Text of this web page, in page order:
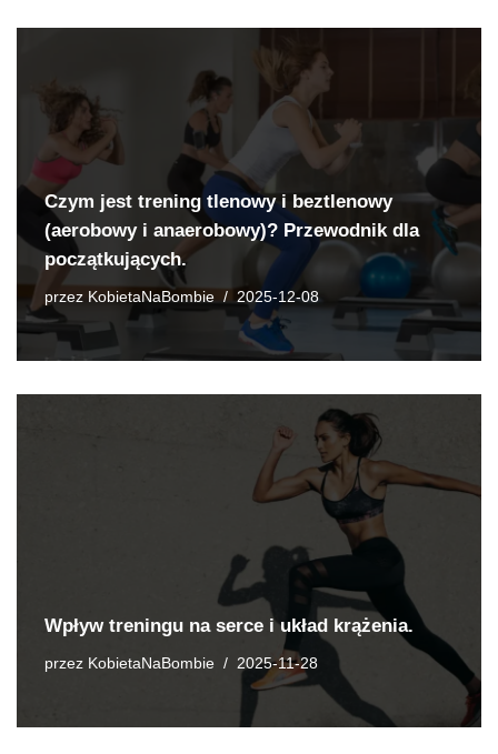
Czym jest trening tlenowy i beztlenowy
(aerobowy i anaerobowy)? Przewodnik dla
początkujących.
przez KobietaNaBombie 2025-12-08
Wpływ treningu na serce i układ krążenia.
przez KobietaNaBombie 2025-11-28